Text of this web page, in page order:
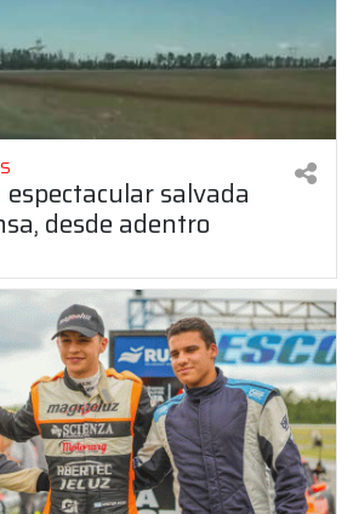
espectacular salvada
desde adentro